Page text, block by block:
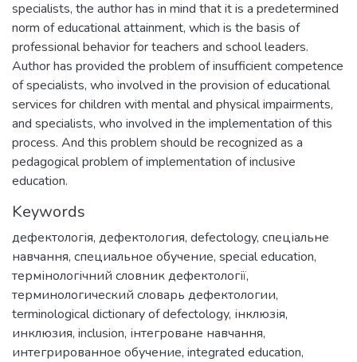
specialists, the author has in mind that it is a predetermined
norm of educational attainment, which is the basis of
professional behavior for teachers and school leaders.
Author has provided the problem of insufficient competence
of specialists, who involved in the provision of educational
services for children with mental and physical impairments,
and specialists, who involved in the implementation of this
process. And this problem should be recognized as a
pedagogical problem of implementation of inclusive
education.
Keywords
дефектологія, дефектология, defectology, спеціальне
навчання, специальное обучение, special education,
термінологічний словник дефектології,
терминологический словарь дефектологии,
terminological dictionary of defectology, інклюзія,
инклюзия, inclusion, інтегроване навчання,
интегрированное обучение, integrated education,